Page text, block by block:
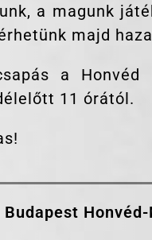
a magunk
majd
a Honvéd
11 órától.